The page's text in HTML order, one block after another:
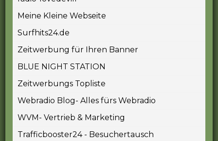
Meine Kleine Webseite
Surfhits24.de
Zeitwerbung für Ihren Banner
BLUE NIGHT STATION
Zeitwerbungs Topliste
Webradio Blog- Alles fürs Webradio
WVM- Vertrieb & Marketing
Trafficbooster24 - Besuchertausch